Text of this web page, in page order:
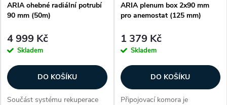
ARIA ohebné radiální potrubí
90 mm (50m)
4 999 Kč
Skladem
DO KOŠÍKU
Součást systému rekuperace
ARIA plenum box 2x90 mm
pro anemostat (125 mm)
1 379 Kč
Skladem
DO KOŠÍKU
Připojovací komora je